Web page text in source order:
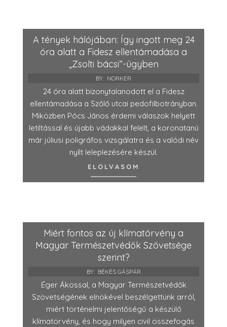
A tények hálójában: Így ingott meg 24
óra alatt a Fidesz ellentámadása a
„Zsolti bácsi”-ügyben
BY: NORKER
24 óra alatt bizonytalanodott el a Fidesz
ellentámadása a Szőlő utcai pedofilbotrányban.
Miközben Pócs János érdemi válaszok helyett
letiltással és újabb vádakkal felelt, a koronatanú
már júliusi poligráfos vizsgálatra és a valódi név
nyílt leleplezésére készül.
ELOLVASOM
Miért fontos az új klímatörvény a
Magyar Természetvédők Szövetsége
szerint?
BY: BÉKÉS GÁSPÁR
Éger Ákossal, a Magyar Természetvédők
Szövetségének elnökével beszélgettünk arról,
miért történelmi jelentőségű a készülő
klímatörvény, és hogy milyen civil összefogás